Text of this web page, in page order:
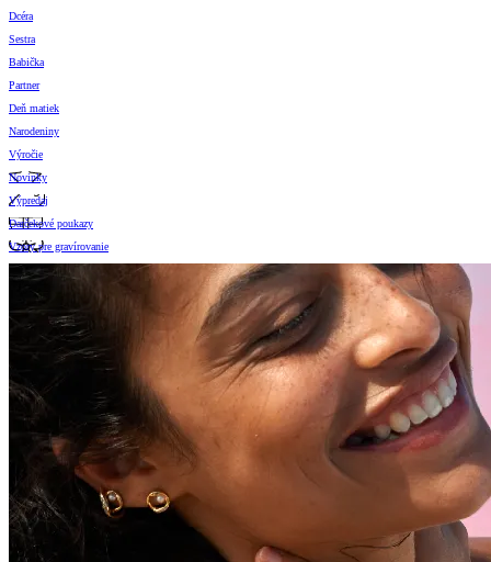
Dcéra
Sestra
Babička
Partner
Deň matiek
Narodeniny
Výročie
Novinky
Výpredaj
Darčekové poukazy
Vzory pre gravírovanie